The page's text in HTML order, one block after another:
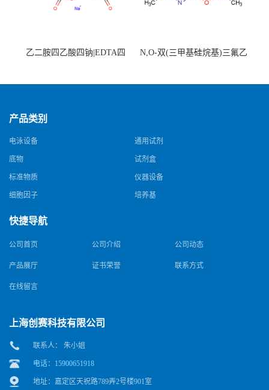
乙二胺四乙酸四钠|EDTA四
N,O-双(三甲基硅烷基)三氟乙
产品类别
电泳设备 通用试剂
底物 试剂盒
标准物质 仪器设备
细胞因子 培养基
快捷导航
公司首页 公司介绍 公司动态
产品展厅 证书荣誉 联系方式
在线留言
上海创赛科技有限公司
联系人： 朱小姐
电话：15900651918
地址：嘉定区天祝路789弄2号楼901室